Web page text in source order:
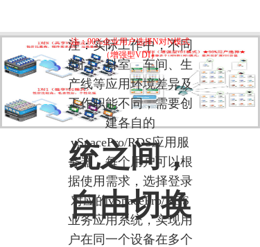
支持在多
个业务系
统之间，
自由切换
注：实际工作中，不同
部门、科室、车间、生
产线等应用环境差异及
工作职能不同，需要创
建各自的
vSpacePro/RDS应用服
务器，每个用户可以根
据使用需求，选择登录
对应的vSpacePro/RDS
业务应用系统，实现用
户在同一个设备在多个
注：90%企业用户选择N对N模式
（增强型VDI）